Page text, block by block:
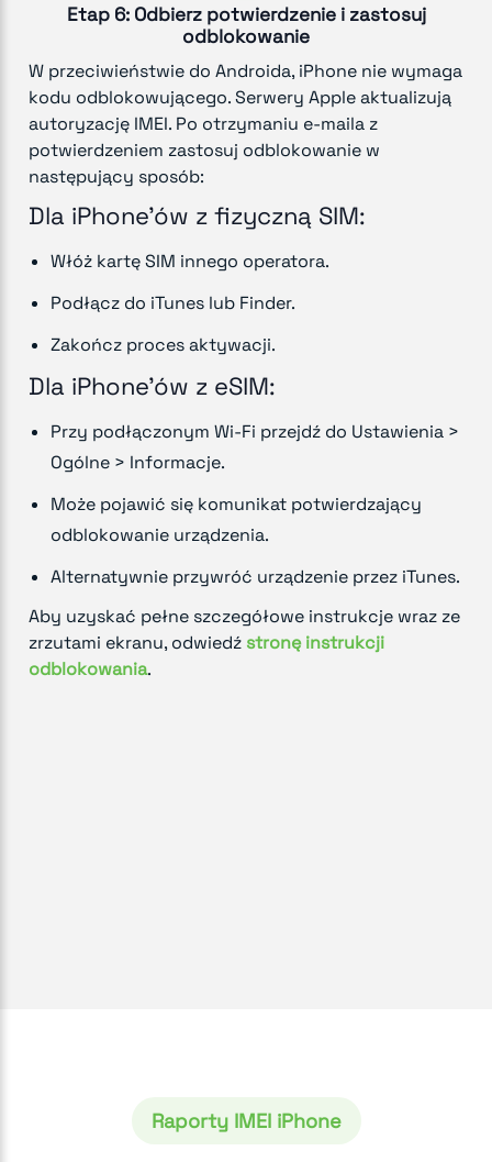
Etap 6: Odbierz potwierdzenie i zastosuj
odblokowanie
W przeciwieństwie do Androida, iPhone nie wymaga
kodu odblokowującego. Serwery Apple aktualizują
autoryzację IMEI. Po otrzymaniu e-maila z
potwierdzeniem zastosuj odblokowanie w
następujący sposób:
Dla iPhone'ów z fizyczną SIM:
Włóż kartę SIM innego operatora.
Podłącz do iTunes lub Finder.
Zakończ proces aktywacji.
Dla iPhone'ów z eSIM:
Przy podłączonym Wi-Fi przejdź do Ustawienia >
Ogólne > Informacje.
Może pojawić się komunikat potwierdzający
odblokowanie urządzenia.
Alternatywnie przywróć urządzenie przez iTunes.
Aby uzyskać pełne szczegółowe instrukcje wraz ze
zrzutami ekranu, odwiedź stronę instrukcji
odblokowania.
Raporty IMEI iPhone